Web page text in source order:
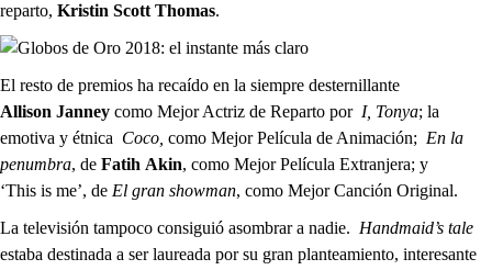
reparto, Kristin Scott Thomas.
El resto de premios ha recaído en la siempre desternillante
Allison Janney como Mejor Actriz de Reparto por I, Tonya; la
emotiva y étnica Coco, como Mejor Película de Animación; En la
penumbra, de Fatih Akin, como Mejor Película Extranjera; y
‘This is me’, de El gran showman, como Mejor Canción Original.
La televisión tampoco consiguió asombrar a nadie. Handmaid’s tale
estaba destinada a ser laureada por su gran planteamiento, interesante